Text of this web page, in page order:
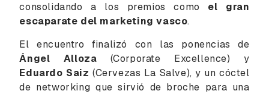
consolidando a los premios como el gran
escaparate del marketing vasco.
El encuentro finalizó con las ponencias de
Ángel Alloza (Corporate Excellence) y
Eduardo Saiz (Cervezas La Salve), y un cóctel
de networking que sirvió de broche para una